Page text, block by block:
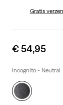
Gratis
Sale
is
€ 54,95
Incognito - Neutral